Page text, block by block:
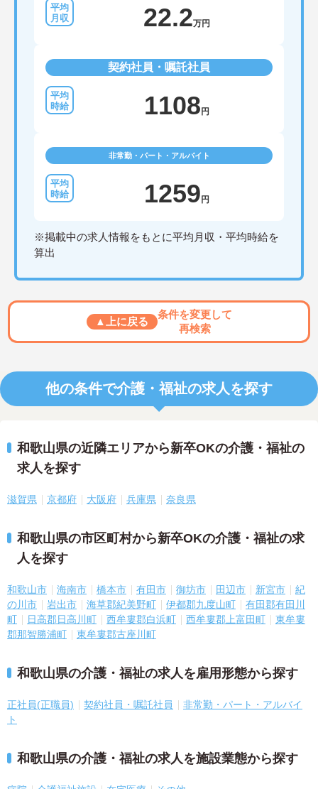
22.2万円
契約社員・嘱託社員
1108 円
非常勤・パート・アルバイト
1259 円
※掲載中の求人情報をもとに平均月収・平均時給を
算出
▲上に戻る
条件を変更して
再検索
他の条件で介護・福祉の求人を探す
和歌山県の近隣エリアから新卒OKの介護・福祉の
求人を探す
滋賀県 京都府 大阪府 兵庫県 奈良県
和歌山県の市区町村から新卒OKの介護・福祉の求
人を探す
和歌山市 海南市 橋本市 有田市 御坊市 田辺市 新宮市
紀
の川市
岩出市 海草郡紀美野町 伊都郡九度山町
有田郡有田川
町
日高郡日高川町 西牟婁郡白浜町 西牟婁郡上富田町
東牟婁
郡那智勝浦町
東牟婁郡古座川町
和歌山県の介護・福祉の求人を雇用形態から探す
正社員(正職員) 契約社員・嘱託社員
非常勤・パート・アルバイ
ト
和歌山県の介護・福祉の求人を施設業態から探す